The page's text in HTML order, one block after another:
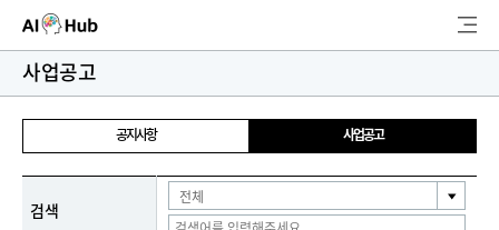
AI-Hub
AI 데이터찾기
색
사업공고
공지사항 사업공고
검색